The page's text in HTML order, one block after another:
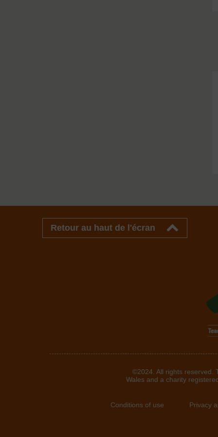
Retour au haut de l'écran
©2024. All rights reserved.
Wales and a charity
Conditions of use Privacy